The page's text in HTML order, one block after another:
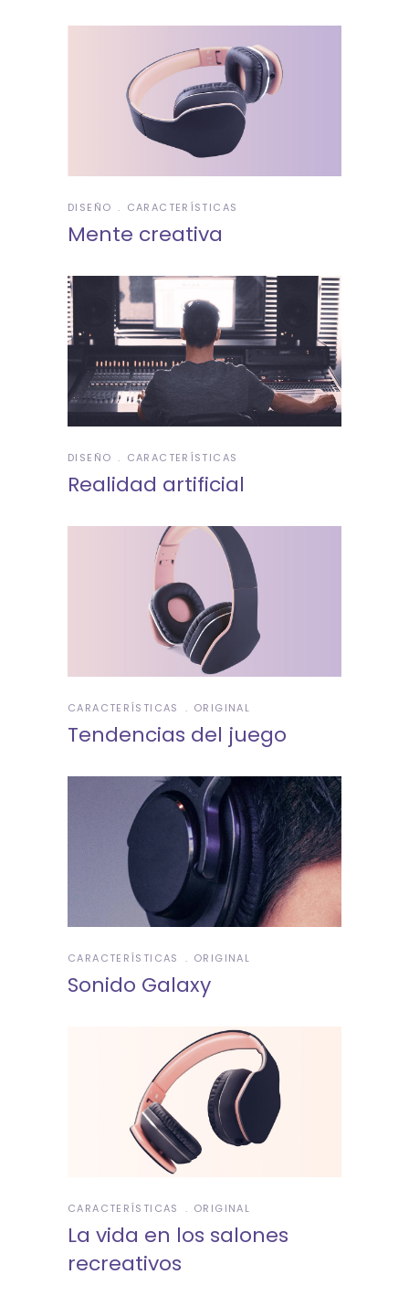
DISEÑO CARACTERÍSTICAS
Mente creativa
DISEÑO CARACTERÍSTICAS
Realidad artificial
CARACTERÍSTICAS ORIGINAL
Tendencias del juego
CARACTERÍSTICAS ORIGINAL
Sonido Galaxy
CARACTERÍSTICAS ORIGINAL
La vida en los salones
recreativos